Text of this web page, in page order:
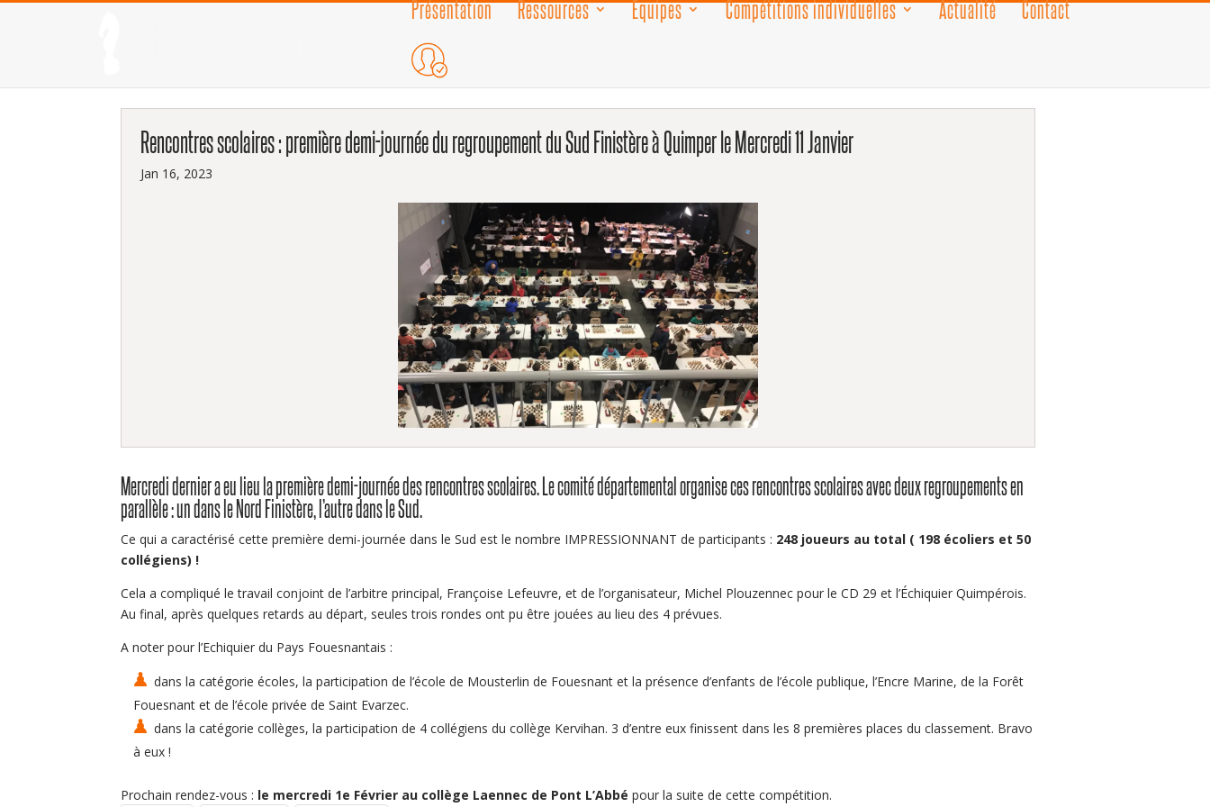
Présentation Ressources Equipes Compétitions individuelles Actualité Contact
Rencontres scolaires : première demi-journée du regroupement du Sud Finistère à Quimper le Mercredi 11 Janvier
Jan 16, 2023
Mercredi dernier a eu lieu la première demi-journée des rencontres scolaires. Le comité départemental organise ces rencontres scolaires avec deux regroupements en
parallèle : un dans le Nord Finistère, l’autre dans le Sud.
Ce qui a caractérisé cette première demi-journée dans le Sud est le nombre IMPRESSIONNANT de participants : 248 joueurs au total ( 198 écoliers et 50
collégiens) !
Cela a compliqué le travail conjoint de l’arbitre principal, Françoise Lefeuvre, et de l’organisateur, Michel Plouzennec pour le CD 29 et l’Échiquier Quimpérois.
Au final, après quelques retards au départ, seules trois rondes ont pu être jouées au lieu des 4 prévues.
A noter pour l’Echiquier du Pays Fouesnantais :
dans la catégorie écoles, la participation de l’école de Mousterlin de Fouesnant et la présence d’enfants de l’école publique, l’Encre Marine, de la Forêt
Fouesnant et de l’école privée de Saint Evarzec.
dans la catégorie collèges, la participation de 4 collégiens du collège Kervihan. 3 d’entre eux finissent dans les 8 premières places du classement. Bravo
à eux !
Prochain rendez-vous : le mercredi 1e Février au collège Laennec de Pont L’Abbé pour la suite de cette compétition.